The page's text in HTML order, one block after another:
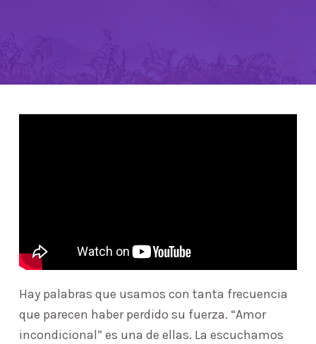
Hay palabras que usamos con tanta frecuencia
que parecen haber perdido su fuerza. “Amor
incondicional” es una de ellas. La escuchamos